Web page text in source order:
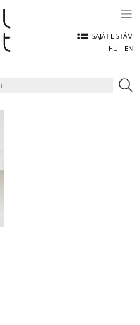
SAJÁT LISTÁM
HU
EN